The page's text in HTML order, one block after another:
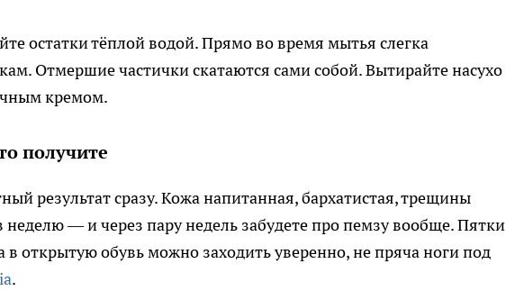
остатки тёплой водой. Прямо во время мытья слегка
Отмершие частички скатаются сами собой. Вытирайте насухо
кремом.
получите
результат сразу. Кожа напитанная, бархатистая, трещины
неделю — и через пару недель забудете про пемзу вообще. Пятки
в открытую обувь можно заходить уверенно, не пряча ноги под
.